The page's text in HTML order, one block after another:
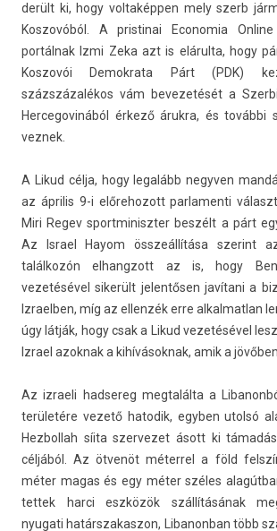
derült ki, hogy vol­taképp­en mely szerb
Kos­zovóból. A pris­tinai Economia
portálnak Izmi Zeka azt is elárulta, hogy
Kos­zovói De­mok­rata Párt (PDK)
százszázalékos vám be­vezetését a
Hercegovinából érkező árukra, és további
veznek.
A Likud célja, hogy legalább negyv­en
az április 9-i előrehozott par­lamen­ti
Miri Regev sportminiszt­er beszélt a párt
Az Is­rael Hayom összeállítása szerint
találkozón el­hangzott az is, hogy
vezetésével sikerült jelen­tős­en javítani a
Iz­raelb­en, míg az el­lenzék erre al­kal­matlan
úgy látják, hogy csak a Likud vezetésével
Iz­rael azok­nak a kihívások­nak, amik a
Az iz­raeli had­sereg meg­talál­ta a
területére vezető hatodik, egyb­en utolsó
Hez­bollah síita szer­vezet ásott ki
céljából. Az ötvenöt méter­rel a föld
méter magas és egy méter széles
tettek harci eszközök szállításának
nyugati határszakas­zon, Li­banon­ban több